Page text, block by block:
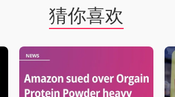
猜你喜欢